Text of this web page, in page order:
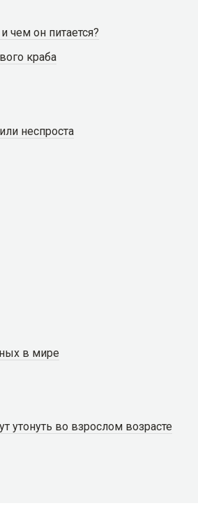
чем он питается?
краба
неспроста
в мире
во взрослом возрасте